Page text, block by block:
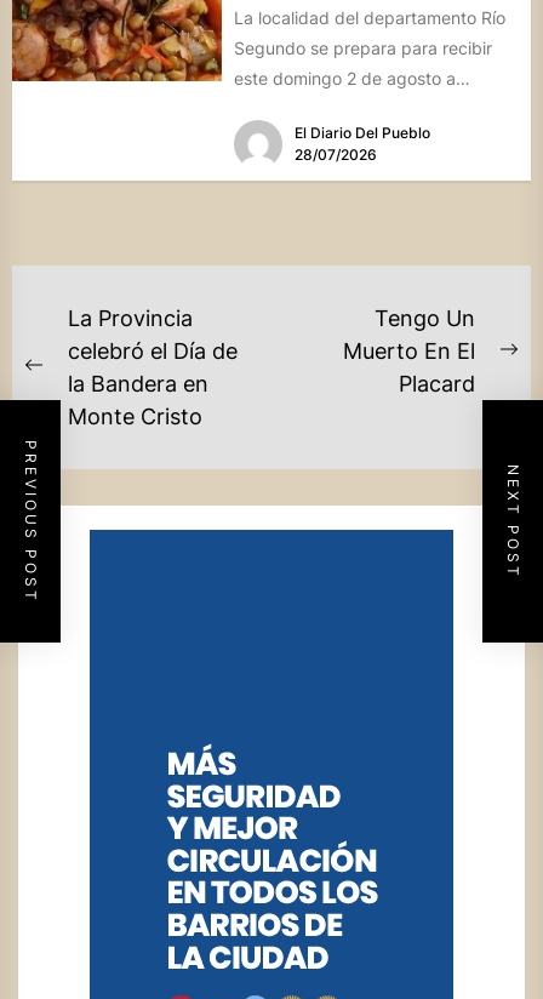
PREVIOUS POST NEXT POST
La localidad del departamento Río
Segundo se prepara para recibir
este domingo 2 de agosto a
El Diario Del Pueblo
28/07/2026
NAVEGACIÓN
DE
ENTRADAS
Previous
post:
La Provincia
celebró el Día de
la Bandera en
Monte Cristo
Tengo Un
Muerto En El
Placard